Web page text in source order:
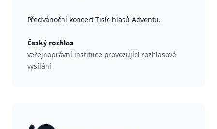
Předvánoční koncert Tisíc hlasů Adventu.
Český rozhlas
veřejnoprávní instituce provozující rozhlasové
vysílání